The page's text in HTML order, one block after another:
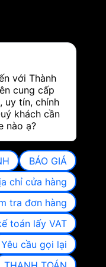
với Thành
cung cấp
uy tín, chính
khách cần
nào ạ?
BÁO GIÁ
chỉ cửa hàng
tra đơn hàng
toán lấy VAT
Yêu cầu gọi lại